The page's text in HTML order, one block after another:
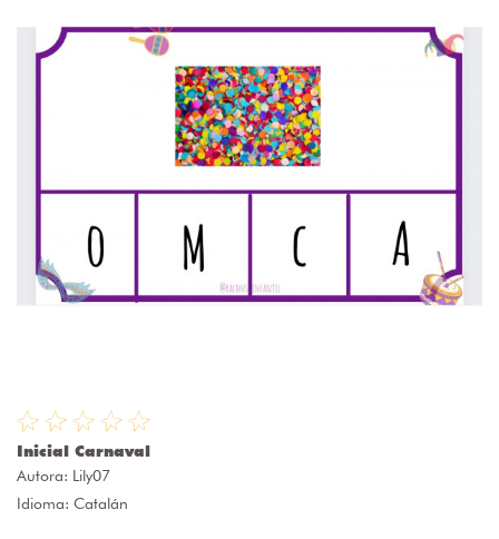
Inicial Carnaval
Autora: Lily07
Idioma: Catalán